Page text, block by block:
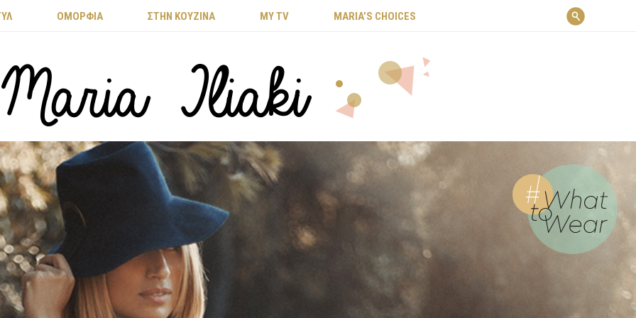
ΟΜΟΡΦΙΑ ΣΤΗΝ ΚΟΥΖΙΝΑ MY TV ΜARIA’S CHOICES